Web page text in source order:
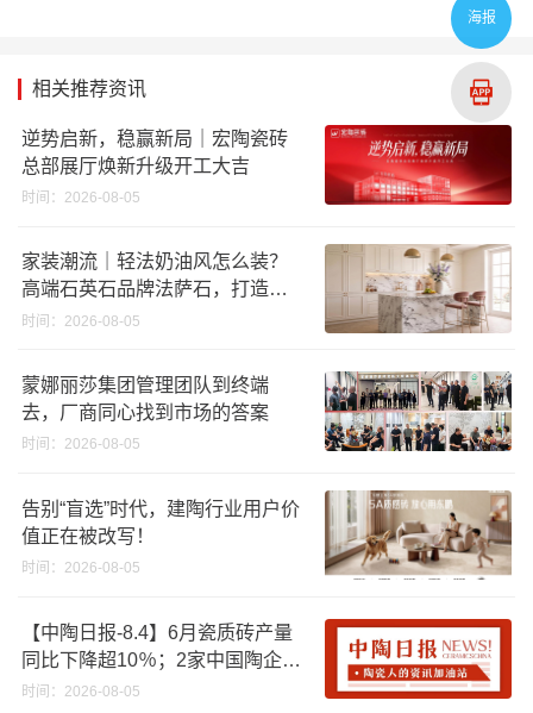
相关推荐资讯
逆势启新，稳赢新局｜宏陶瓷砖
总部展厅焕新升级开工大吉
时间：2026-08-05
家装潮流｜轻法奶油风怎么装？
高端石英石品牌法萨石，打造质
感橱柜台面
时间：2026-08-05
蒙娜丽莎集团管理团队到终端
去，厂商同心找到市场的答案
时间：2026-08-05
告别“盲选”时代，建陶行业用户价
值正在被改写！
时间：2026-08-05
【中陶日报-8.4】6月瓷质砖产量
同比下降超10％；2家中国陶企亮
相马来西亚ARCHIDEX 2026石材
时间：2026-08-05
海报